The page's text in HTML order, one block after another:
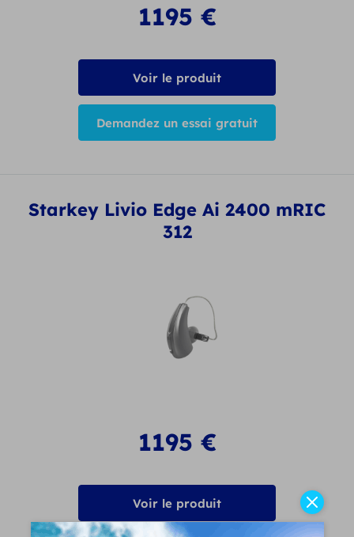
1195 €
Voir le produit
Demandez un essai gratuit
Starkey Livio Edge Ai 2400 mRIC
312
1195 €
Voir le produit